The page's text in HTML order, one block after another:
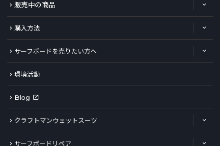
販売中の商品
購入方法
サーフボードを売りたい方へ
環境活動
Blog
クラフトマンウェットスーツ
サーフボードリペア